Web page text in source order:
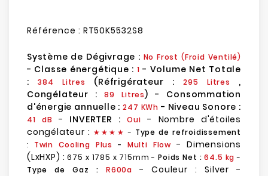
Référence : RT50K5532S8
Système de Dégivrage : No Frost (Froid Ventilé)
- Classe énergétique : 1 - Volume Net Totale
:384 Litres (Réfrigérateur :295 Litres
,
Congélateur : 89 Litres) - Consommation
d'énergie annuelle :247 KWh - Niveau Sonore :
41 dB - INVERTER :Oui- Nombre d'étoiles
congélateur : ★ ★ ★★ - Type de refroidissement
: Twin Cooling Plus - Multi Flow- Dimensions
(LxHXP) :675 x 1785 x 715mm -Poids Net : 64.5 kg -
Type de Gaz :
R600a - Couleur : Silver -